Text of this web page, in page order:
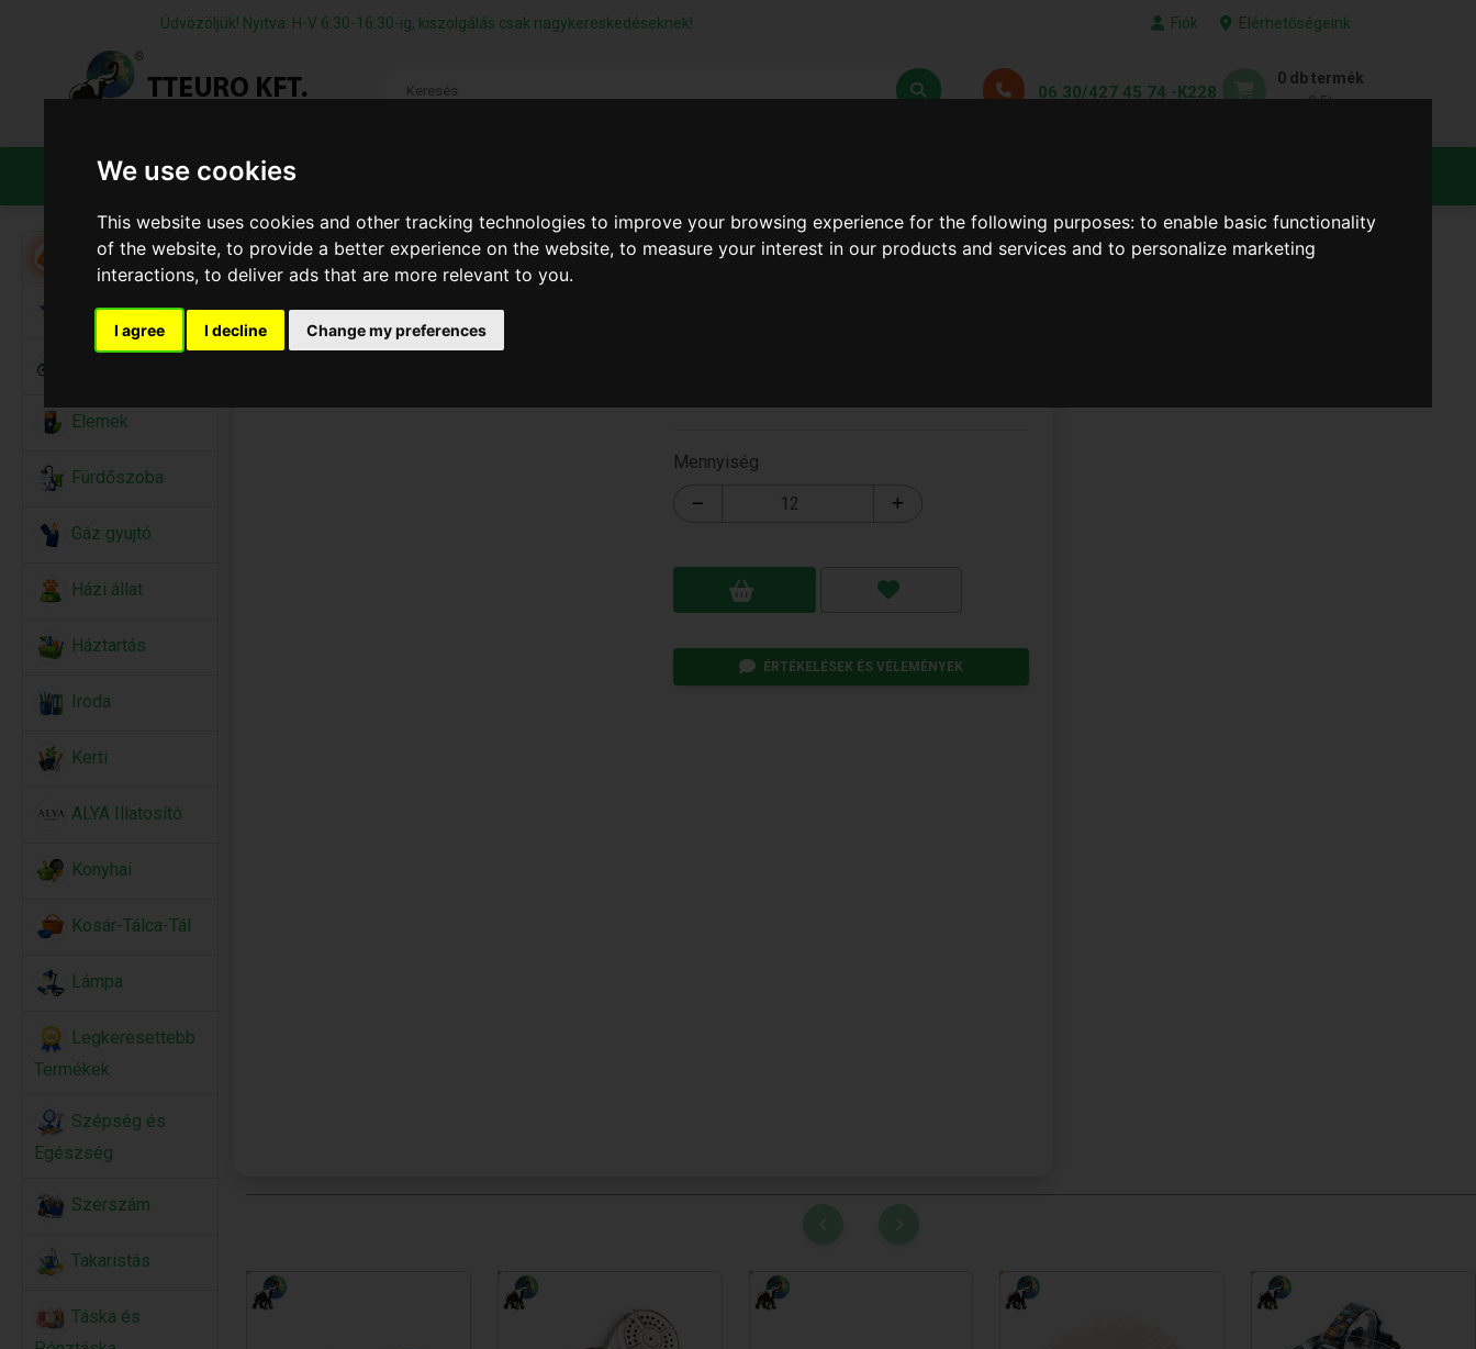
We use cookies
This website uses cookies and other tracking technologies to improve your browsing experience for the following purposes:to enable basic functionality
of the website,to provide a better experience on the website,to measure your interest in our products and services and to personalize marketing
interactions,to deliver ads that are more relevant to you.
I agree I decline Change my preferences
Üdvözöljük! Nyitva: H-V 6:30-16:30-ig, kiszolgálás csak nagykereskedéseknek! Fiók Elérhetőségeink
06 30/427 45 74 -K228
0 db termék
0 Ft
TERMÉKEK
Akció
Alkalmi Kellékek
Elemek
Fürdőszoba
Gáz gyujtó
Házi állat
Háztartás
Iroda
Kerti
ALYA Illatosító
Konyhai
Kosár-Tálca-Tál
Lámpa
Legkeresettebb
Termékek
Szépség és
Egészség
Szerszám
Takaristás
Táska és
Mennyiség
ÉRTÉKELÉSEK ÉS VÉLEMÉNYEK